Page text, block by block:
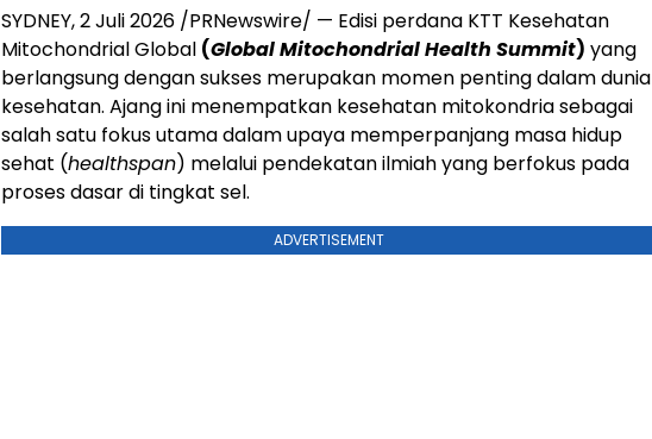
SYDNEY, 2 Juli 2026 /PRNewswire/ — Edisi perdana KTT Kesehatan
Mitochondrial Global (Global Mitochondrial Health Summit) yang
berlangsung dengan sukses merupakan momen penting dalam dunia
kesehatan. Ajang ini menempatkan kesehatan mitokondria sebagai
salah satu fokus utama dalam upaya memperpanjang masa hidup
sehat (healthspan) melalui pendekatan ilmiah yang berfokus pada
proses dasar di tingkat sel.
ADVERTISEMENT